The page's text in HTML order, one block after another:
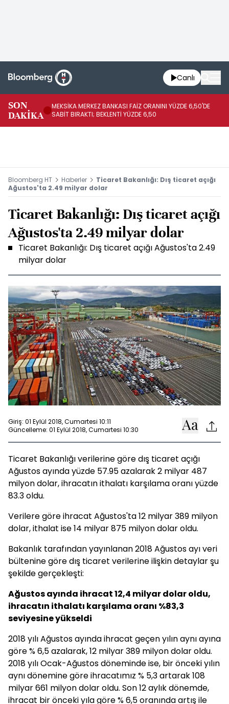
Canlı
SON
DAKİKA
MEKSİKA MERKEZ BANKASI FAİZ ORANINI YÜZDE 6,50'DE
SABİT BIRAKTI; BEKLENTİ YÜZDE 6,50
Bloomberg HT Haberler
Ticaret Bakanlığı: Dış ticaret açığı
Ağustos'ta 2.49 milyar dolar
Ticaret Bakanlığı: Dış ticaret açığı
Ağustos'ta 2.49 milyar dolar
Ticaret Bakanlığı: Dış ticaret açığı Ağustos'ta 2.49
milyar dolar
Giriş: 01 Eylül 2018, Cumartesi 10:11
Güncelleme: 01 Eylül 2018, Cumartesi 10:30
Ticaret Bakanlığı verilerine göre dış ticaret açığı
Ağustos ayında yüzde 57.95 azalarak 2 milyar 487
milyon dolar, ihracatın ithalatı karşılama oranı yüzde
83.3 oldu.
Verilere göre ihracat Ağustos'ta 12 milyar 389 milyon
dolar, ithalat ise 14 milyar 875 milyon dolar oldu.
Bakanlık tarafından yayınlanan 2018 Ağustos ayı veri
bültenine göre dış ticaret verilerine ilişkin detaylar şu
şekilde gerçekleşti:
Ağustos ayında ihracat 12,4 milyar dolar oldu,
ihracatın ithalatı karşılama oranı %83,3
seviyesine yükseldi
2018 yılı Ağustos ayında ihracat geçen yılın aynı ayına
göre % 6,5 azalarak, 12 milyar 389 milyon dolar oldu.
2018 yılı Ocak-Ağustos döneminde ise, bir önceki yılın
aynı dönemine göre ihracatımız % 5,3 artarak 108
milyar 661 milyon dolar oldu. Son 12 aylık dönemde,
ihracat bir önceki yıla göre % 6,5 oranında artış ile